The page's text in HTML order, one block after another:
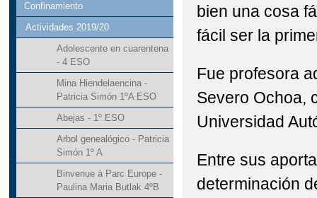
Confinamiento
Actividades 2019/20
Adolescente en cuarentena
- 4 ESO
Mina Hiendelaencina -
Patricia Simón 1ºA ESO
Abejas - 1º ESO
Arbol genealógico - Patricia
Simón 1º A
Binvenue à Parc Europe -
Paulina Maria Butlak 4ºB
bien una cosa
fácil ser la
Fue profesora
Severo Ochoa,
Universidad
Entre sus
determinación